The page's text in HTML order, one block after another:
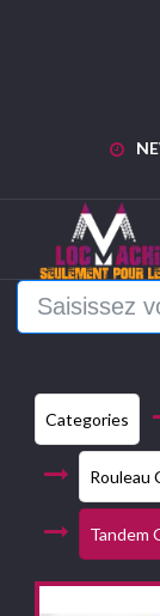
Categories
Rouleau
Tandem